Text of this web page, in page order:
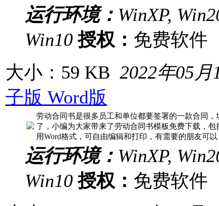
运行环境： WinXP,
Win10 授权： 免费软
大小：59 KB 2022年05月
子版 Word版
劳动合同书是很多员工和单位都要签署的一款合同
了，小编为大家带来了劳动合同书模板免费下载，
用Word格式，可自由编辑和打印，有需要的朋友可以
运行环境： WinXP,
Win10 授权： 免费软